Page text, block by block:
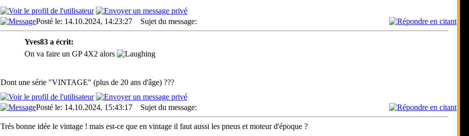
Posté le: 14.10.2024, 14:23:27 Sujet du message:
Yves83 a écrit:
On va faire un GP 4X2 alors
Dont une série "VINTAGE" (plus de 20 ans d'âge) ???
Posté le: 14.10.2024, 15:43:17 Sujet du message:
Trés bonne idée le vintage ! mais est-ce que en vintage il faut aussi les pneus et moteur d'époque ?